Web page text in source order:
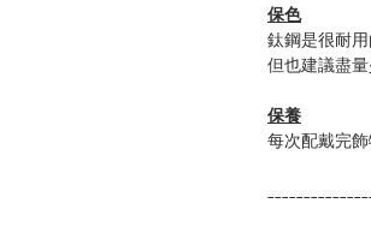
保色
鈦鋼是很耐
但也建議盡
保養
每次配戴完